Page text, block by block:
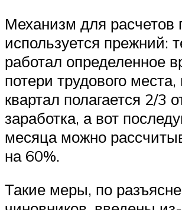
Механизм для расчетов
используется прежний:
работал определенное
потери трудового
квартал полагается 2/3
заработка, а вот
месяца можно
на 60%.
Такие меры, по